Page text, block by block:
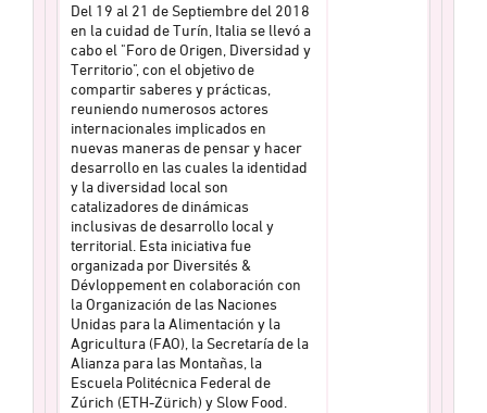
Del 19 al 21 de Septiembre del 2018
en la cuidad de Turín, Italia se llevó a
cabo el "Foro de Origen, Diversidad y
Territorio", con el objetivo de
compartir saberes y prácticas,
reuniendo numerosos actores
internacionales implicados en
nuevas maneras de pensar y hacer
desarrollo en las cuales la identidad
y la diversidad local son
catalizadores de dinámicas
inclusivas de desarrollo local y
territorial. Esta iniciativa fue
organizada por Diversités &
Dévloppement en colaboración con
la Organización de las Naciones
Unidas para la Alimentación y la
Agricultura (FAO), la Secretaría de la
Alianza para las Montañas, la
Escuela Politécnica Federal de
Zúrich (ETH-Zürich) y Slow Food.